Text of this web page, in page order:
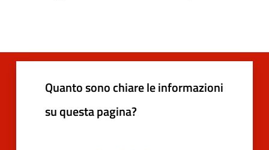
Quanto sono chiare le informazioni
su questa pagina?